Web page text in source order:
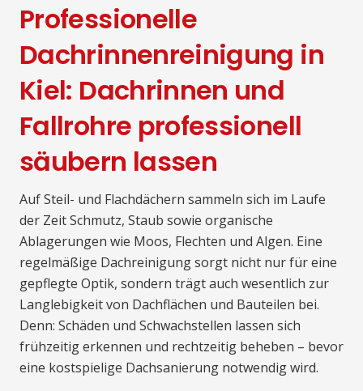
Professionelle
Dachrinnenreinigung in
Kiel: Dachrinnen und
Fallrohre professionell
säubern lassen
Auf Steil- und Flachdächern sammeln sich im Laufe
der Zeit Schmutz, Staub sowie organische
Ablagerungen wie Moos, Flechten und Algen. Eine
regelmäßige Dachreinigung sorgt nicht nur für eine
gepflegte Optik, sondern trägt auch wesentlich zur
Langlebigkeit von Dachflächen und Bauteilen bei.
Denn: Schäden und Schwachstellen lassen sich
frühzeitig erkennen und rechtzeitig beheben – bevor
eine kostspielige Dachsanierung notwendig wird.